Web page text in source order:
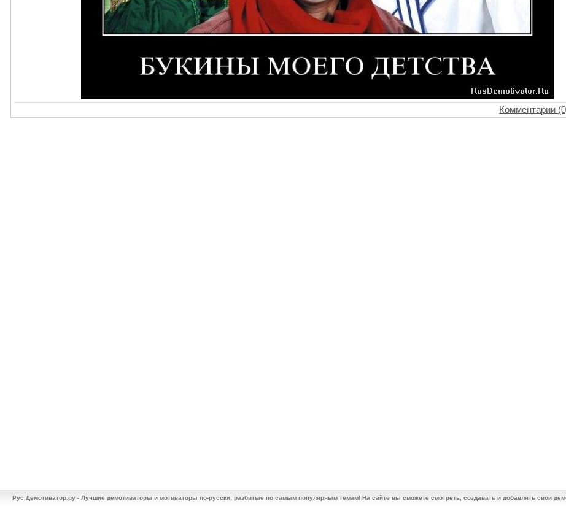
Комментарии
Рус Демотиватор.ру - Лучшие демотиваторы и мотиваторы по-русски, разбитые по самым популярным темам! На сайте вы сможете смотреть, создавать и добавлять свои